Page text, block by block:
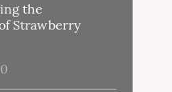
the
Strawberry